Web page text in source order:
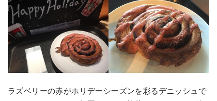
ラズベリーの赤がホリデーシーズンを彩るデニッシュで